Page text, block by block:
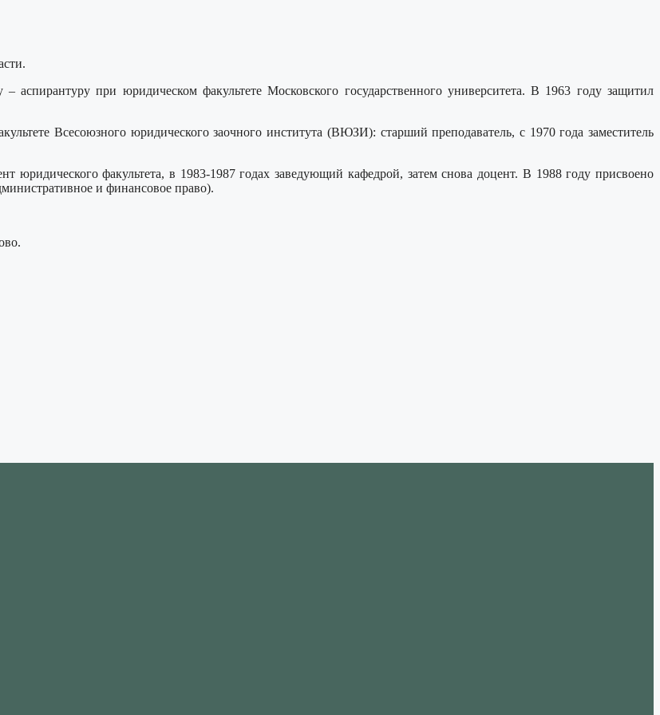
при юридическом факультете Московского государственного университета. В 1963 году защитил
Всесоюзного юридического заочного института (ВЮЗИ): старший преподаватель, с 1970 года заместитель
юридического факультета, в 1983-1987 годах заведующий кафедрой, затем снова доцент. В 1988 году присвоено
и финансовое право).